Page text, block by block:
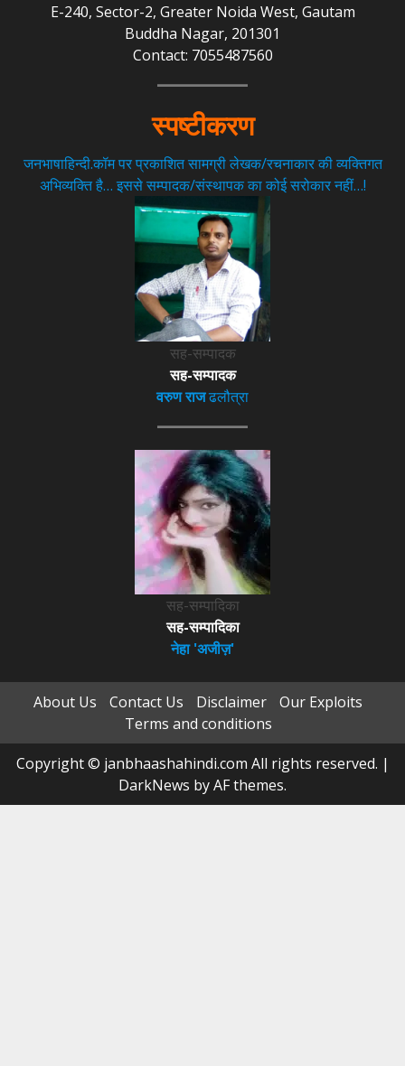
E-240, Sector-2, Greater Noida West, Gautam
Buddha Nagar, 201301
Contact: 7055487560
स्पष्टीकरण
जनभाषाहिन्दी.कॉम पर प्रकाशित सामग्री लेखक/रचनाकार की व्यक्तिगत
अभिव्यक्ति है… इससे सम्पादक/संस्थापक का कोई सरोकार नहीं…!
सह-सम्पादक
सह-सम्पादक
वरुण राजढलौत्रा
सह-सम्पादिका
सह-सम्पादिका
नेहा 'अजीज़'
About Us Contact Us Disclaimer
Our Exploits
Terms and conditions
Copyright © janbhaashahindi.com All rights reserved. |
DarkNews by AF themes.